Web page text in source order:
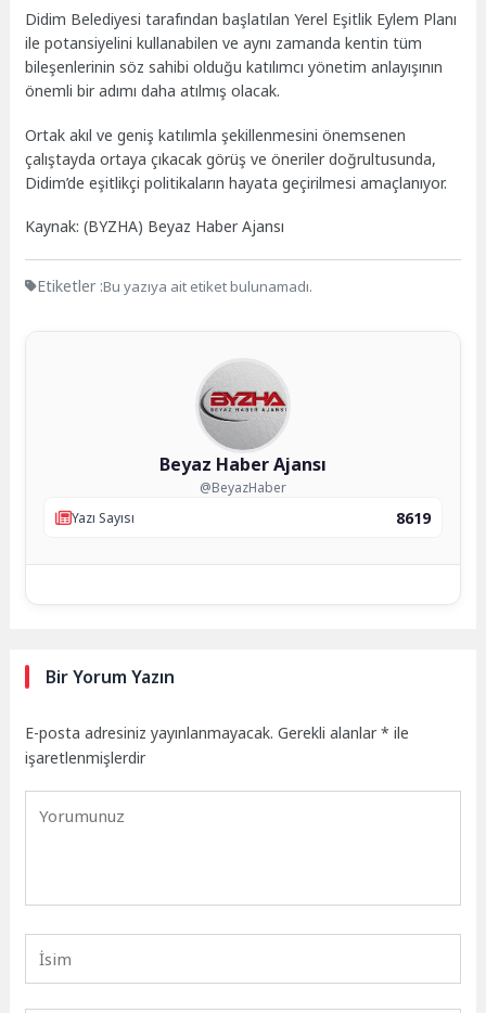
Didim Belediyesi tarafından başlatılan Yerel Eşitlik Eylem Planı
ile potansiyelini kullanabilen ve aynı zamanda kentin tüm
bileşenlerinin söz sahibi olduğu katılımcı yönetim anlayışının
önemli bir adımı daha atılmış olacak.
Ortak akıl ve geniş katılımla şekillenmesini önemsenen
çalıştayda ortaya çıkacak görüş ve öneriler doğrultusunda,
Didim’de eşitlikçi politikaların hayata geçirilmesi amaçlanıyor.
Kaynak: (BYZHA) Beyaz Haber Ajansı
Etiketler :Bu yazıya ait etiket bulunamadı.
Beyaz Haber Ajansı
@BeyazHaber
Yazı Sayısı
8619
Bir Yorum Yazın
E-posta adresiniz yayınlanmayacak. Gerekli alanlar* ile
işaretlenmişlerdir